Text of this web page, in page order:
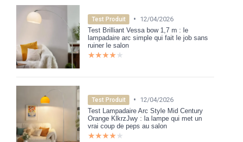
Test Produit •
12/04/2026
Test Brilliant Vessa bow 1,7 m : le
lampadaire arc simple qui fait le job sans
ruiner le salon
★★★★★
★★★★★
Test Produit •
12/04/2026
Test Lampadaire Arc Style Mid Century
Orange KlkrzJwy : la lampe qui met un
vrai coup de peps au salon
★★★★★
★★★★★